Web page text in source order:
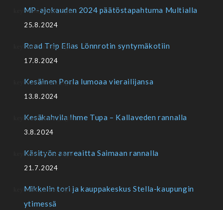
MP-ajokauden 2024 päätöstapahtuma Multialla
25.8.2024
Road Trip Elias Lönnrotin syntymäkotiin
17.8.2024
Kesäinen Porla lumoaa vierailijansa
13.8.2024
Kesäkahvila Ihme Tupa – Kallaveden rannalla
3.8.2024
Käsityön aarreaitta Saimaan rannalla
21.7.2024
Mikkelin tori ja kauppakeskus Stella-kaupungin
ytimessä